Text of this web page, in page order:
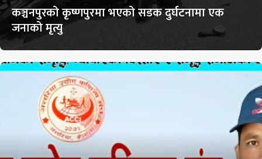
कञ्चनपुरको कृष्णपुरमा भएको सडक दुर्घटनामा एक
जनाको मृत्यु